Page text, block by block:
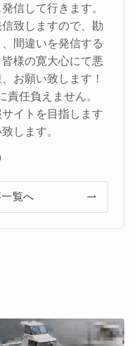
信して行きます。
致しますので、勘
間違いを発信する
様の寛大心にて悪
お願い致します！
任負えません。
イトを目指します
します。
覧へ